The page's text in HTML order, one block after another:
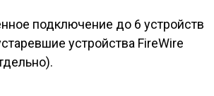
подключение до 6 устройств
устройства FireWire